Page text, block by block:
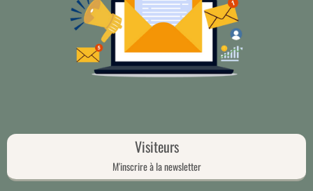
Visiteurs
M'inscrire à la newsletter